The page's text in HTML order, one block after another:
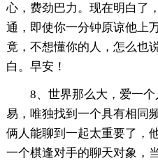
心，费劲巴力。现在明白了
通，即使你一分钟原谅他上
竟，不想懂你的人，怎么也
白。早安！
8、世界那么大，爱一
易，唯独找到一个具有相同
俩人能聊到一起太重要了，
一个棋逢对手的聊天对象，